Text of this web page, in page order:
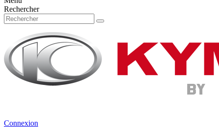
Rechercher
Connexion